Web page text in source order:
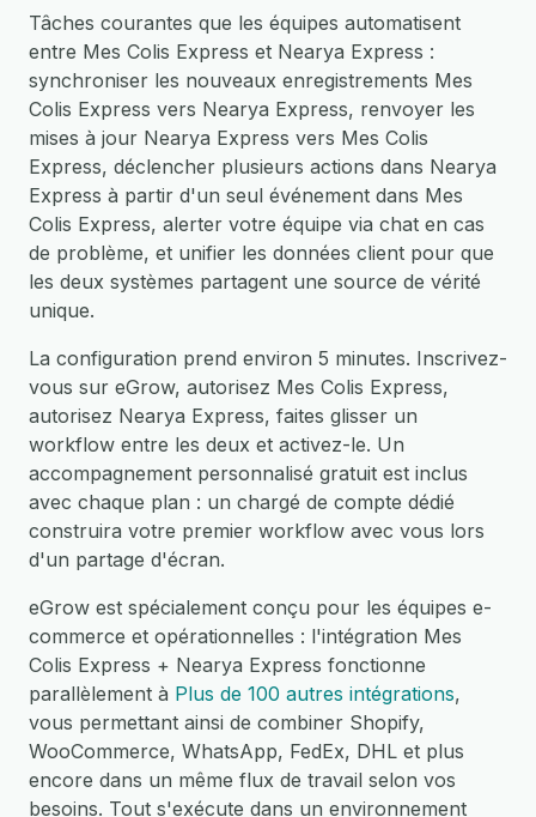
Tâches courantes que les équipes automatisent
entre Mes Colis Express et Nearya Express :
synchroniser les nouveaux enregistrements Mes
Colis Express vers Nearya Express, renvoyer les
mises à jour Nearya Express vers Mes Colis
Express, déclencher plusieurs actions dans Nearya
Express à partir d'un seul événement dans Mes
Colis Express, alerter votre équipe via chat en cas
de problème, et unifier les données client pour que
les deux systèmes partagent une source de vérité
unique.
La configuration prend environ 5 minutes. Inscrivez-
vous sur eGrow, autorisez Mes Colis Express,
autorisez Nearya Express, faites glisser un
workflow entre les deux et activez-le. Un
accompagnement personnalisé gratuit est inclus
avec chaque plan : un chargé de compte dédié
construira votre premier workflow avec vous lors
d'un partage d'écran.
eGrow est spécialement conçu pour les équipes e-
commerce et opérationnelles : l'intégration Mes
Colis Express + Nearya Express fonctionne
parallèlement à Plus de 100 autres intégrations,
vous permettant ainsi de combiner Shopify,
WooCommerce, WhatsApp, FedEx, DHL et plus
encore dans un même flux de travail selon vos
besoins. Tout s'exécute dans un environnement